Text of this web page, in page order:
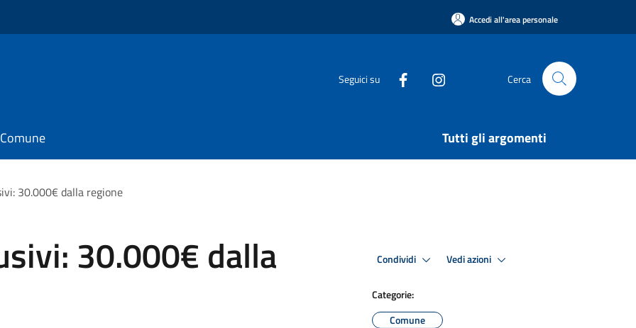
Accedi all'area personale
Seguici su Cerca
Tutti gli argomenti
30.000€ dalla regione
30.000€ dalla Condividi Vedi azioni
Categorie:
Comune